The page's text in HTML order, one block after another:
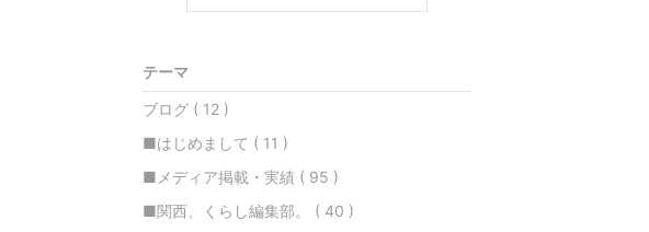
テーマ
ブログ ( 12 )
■はじめまして ( 11 )
■メディア掲載・実績 ( 95 )
■関西、くらし編集部。 ( 40 )